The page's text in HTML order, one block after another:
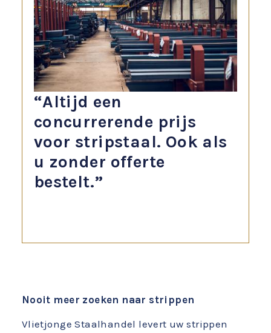
“Altijd een
concurrerende prijs
voor stripstaal. Ook als
u zonder offerte
bestelt.”
Nooit meer zoeken naar strippen
Vlietjonge Staalhandel levert uw strippen